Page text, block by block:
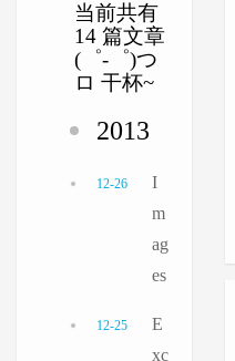
当前共有
14 篇文章
(゜-゜)つ
ロ 干杯~
2013
I
m
ag
es
12-26
E
xc
12-25